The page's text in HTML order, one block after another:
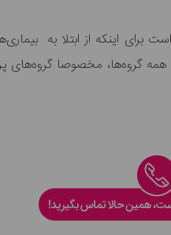
اینکه از ابتلا به
همه گروه‌ها، مخصوصا گروه‌های